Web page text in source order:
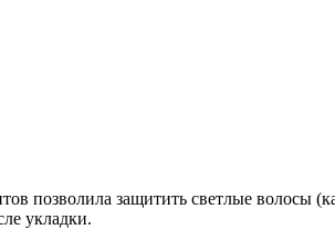
позволила защитить светлые волосы
укладки.